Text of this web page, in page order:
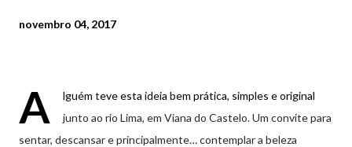
novembro 04, 2017
A
lguém teve esta ideia bem prática, simples e original
junto ao rio Lima, em Viana do Castelo. Um convite para
sentar, descansar e principalmente… contemplar a beleza